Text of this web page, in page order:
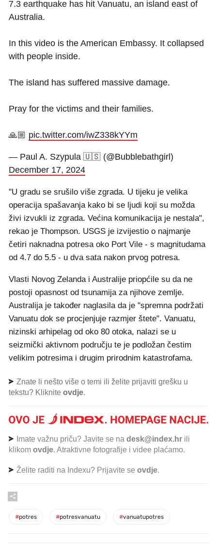
7.3 earthquake has hit Vanuatu, an island east of
Australia.
In this video is the American Embassy. It collapsed
with people inside.
The island has suffered massive damage.
Pray for the victims and their families.
🙏🏼 pic.twitter.com/iwZ338kYYm
— Paul A. Szypula 🇺🇸 (@Bubblebathgirl)
December 17, 2024
"U gradu se srušilo više zgrada. U tijeku je velika
operacija spašavanja kako bi se ljudi koji su možda
živi izvukli iz zgrada. Većina komunikacija je nestala",
rekao je Thompson. USGS je izvijestio o najmanje
četiri naknadna potresa oko Port Vile - s magnitudama
od 4.7 do 5.5 - u dva sata nakon prvog potresa.
Vlasti Novog Zelanda i Australije priopćile su da ne
postoji opasnost od tsunamija za njihove zemlje.
Australija je također naglasila da je "spremna podržati
Vanuatu dok se procjenjuje razmjer štete". Vanuatu,
nizinski arhipelag od oko 80 otoka, nalazi se u
seizmički aktivnom području te je podložan čestim
velikim potresima i drugim prirodnim katastrofama.
Znate li nešto više o temi ili želite prijaviti grešku u
tekstu? Kliknite ovdje.
Imate važnu priču? Javite se na desk@index.hr ili
klikom ovdje. Atraktivne fotografije i videe plaćamo.
Želite raditi na Indexu? Prijavite se ovdje.
#potres #potresvanuatu #vanuatupotres